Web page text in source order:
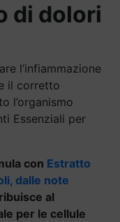
di dolori
l’infiammazione
il corretto
l’organismo
Essenziali per
con Estratto
dalle note
al
per le cellule